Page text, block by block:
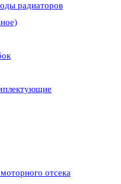
радиаторов
отсека